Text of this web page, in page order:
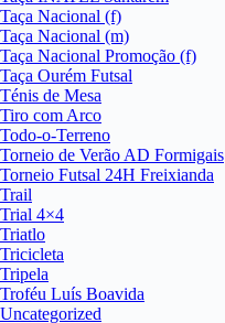
Taça Nacional (f)
Taça Nacional (m)
Taça Nacional Promoção (f)
Taça Ourém Futsal
Ténis de Mesa
Tiro com Arco
Todo-o-Terreno
Torneio de Verão AD Formigais
Torneio Futsal 24H Freixianda
Trail
Trial 4×4
Triatlo
Tricicleta
Tripela
Troféu Luís Boavida
Uncategorized